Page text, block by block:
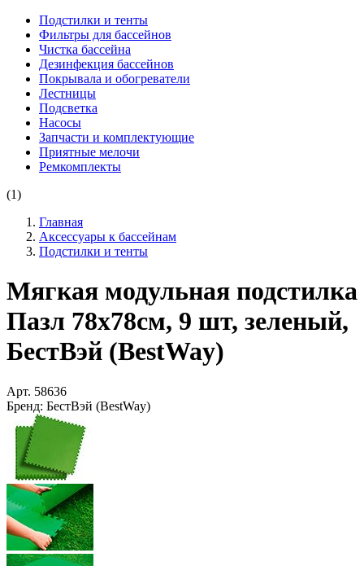
Подстилки и тенты
Фильтры для бассейнов
Чистка бассейна
Дезинфекция бассейнов
Покрывала и обогреватели
Лестницы
Подсветка
Насосы
Запчасти и комплектующие
Приятные мелочи
Ремкомплекты
(1)
Главная
Аксессуары к бассейнам
Подстилки и тенты
Мягкая модульная подстилка
Пазл 78х78см, 9 шт, зеленый,
БестВэй (BestWay)
Арт. 58636
Бренд: БестВэй (BestWay)